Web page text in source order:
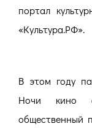
портал
«Культура.РФ».
В этом году
Ночи кино
общественный